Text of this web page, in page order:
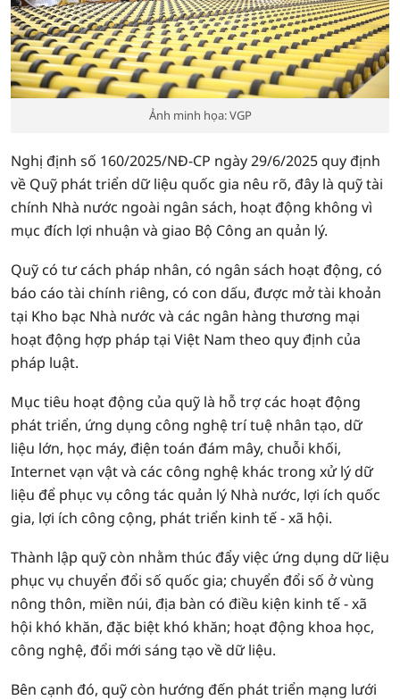
Ảnh minh họa: VGP
Nghị định số 160/2025/NĐ-CP ngày 29/6/2025 quy định
về Quỹ phát triển dữ liệu quốc gia nêu rõ, đây là quỹ tài
chính Nhà nước ngoài ngân sách, hoạt động không vì
mục đích lợi nhuận và giao Bộ Công an quản lý.
Quỹ có tư cách pháp nhân, có ngân sách hoạt động, có
báo cáo tài chính riêng, có con dấu, được mở tài khoản
tại Kho bạc Nhà nước và các ngân hàng thương mại
hoạt động hợp pháp tại Việt Nam theo quy định của
pháp luật.
Mục tiêu hoạt động của quỹ là hỗ trợ các hoạt động
phát triển, ứng dụng công nghệ trí tuệ nhân tạo, dữ
liệu lớn, học máy, điện toán đám mây, chuỗi khối,
Internet vạn vật và các công nghệ khác trong xử lý dữ
liệu để phục vụ công tác quản lý Nhà nước, lợi ích quốc
gia, lợi ích công cộng, phát triển kinh tế - xã hội.
Thành lập quỹ còn nhằm thúc đẩy việc ứng dụng dữ liệu
phục vụ chuyển đổi số quốc gia; chuyển đổi số ở vùng
nông thôn, miền núi, địa bàn có điều kiện kinh tế - xã
hội khó khăn, đặc biệt khó khăn; hoạt động khoa học,
công nghệ, đổi mới sáng tạo về dữ liệu.
Bên cạnh đó, quỹ còn hướng đến phát triển mạng lưới